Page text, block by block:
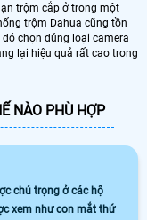
trộm cắp ở trong một
trộm Dahua cũng tồn
chọn đúng loại camera
lại hiệu quả rất cao trong
NÀO PHÙ HỢP
chú trọng ở các hộ
xem như con mắt thứ